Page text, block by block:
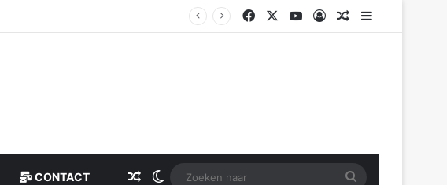
Facebook
X YouTubeLog InGerelateerd artikel
Sidebar
CONTACT Gerelateerd artikel
Switch skin
Zoeken